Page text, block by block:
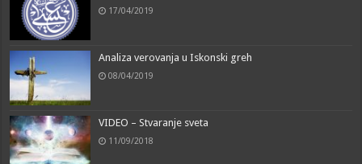
17/04/2019
Analiza verovanja u Iskonski greh
08/04/2019
VIDEO – Stvaranje sveta
11/09/2018